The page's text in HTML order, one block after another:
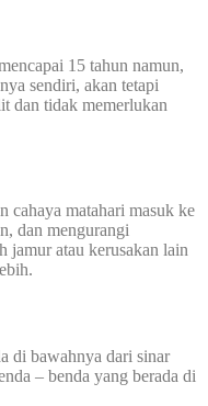
15 tahun namun,
sendiri, akan tetapi
dan tidak memerlukan
cahaya matahari masuk ke
dan mengurangi
jamur atau kerusakan lain
di bawahnya dari sinar
– benda yang berada di